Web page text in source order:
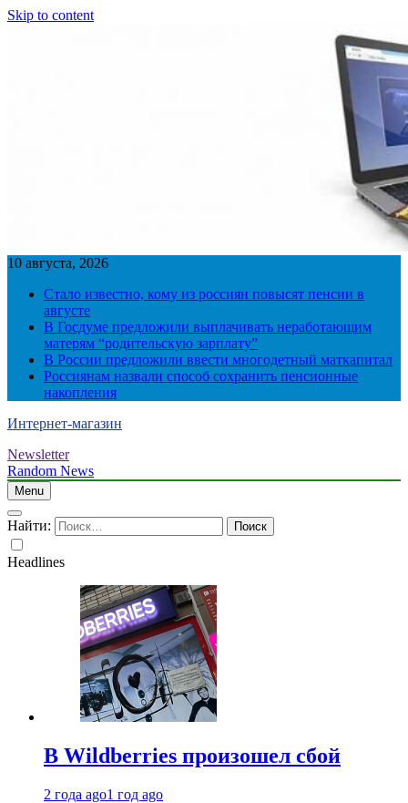
Skip to content
10 августа, 2026
Стало известно, кому из россиян повысят пенсии в
августе
В Госдуме предложили выплачивать неработающим
матерям “родительскую зарплату”
В России предложили ввести многодетный маткапитал
Россиянам назвали способ сохранить пенсионные
накопления
Интернет-магазин
Newsletter
Random News
Menu
Найти:
Headlines
В Wildberries произошел сбой
2 года ago1 год ago